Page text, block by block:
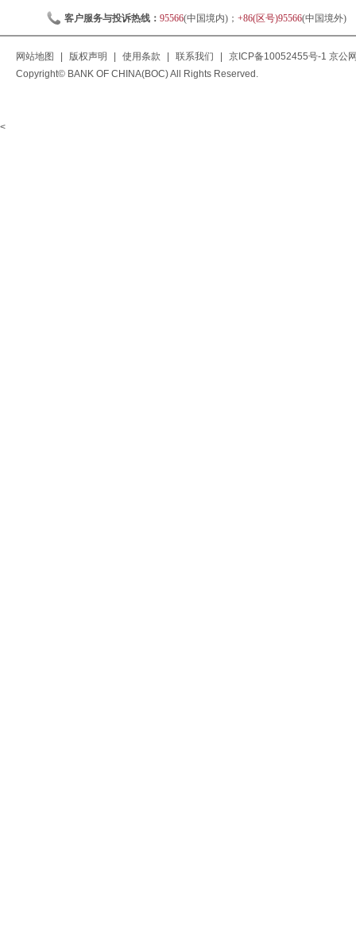
客户服务与投诉热线： 95566(中国境内)； +86(区号)95566(中国境外)
网站地图 版权声明 使用条款 联系我们 京ICP备10052455号-1 京公
Copyright© BANK OF CHINA(BOC) All Rights Reserved.
<